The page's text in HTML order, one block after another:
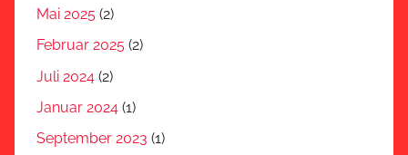
Mai 2025 (2)
Februar 2025 (2)
Juli 2024 (2)
Januar 2024 (1)
September 2023 (1)